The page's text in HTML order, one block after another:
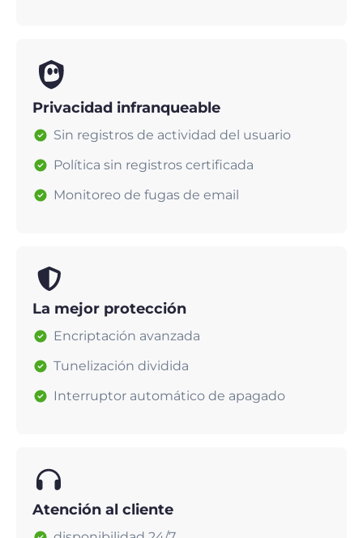
Privacidad infranqueable
Sin registros de actividad del usuario
Política sin registros certificada
Monitoreo de fugas de email
La mejor protección
Encriptación avanzada
Tunelización dividida
Interruptor automático de apagado
Atención al cliente